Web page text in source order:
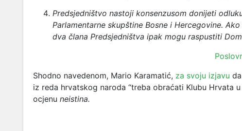
Predsjedništvo nastoji konsenzusom donijeti
Parlamentarne skupštine Bosne i Hercegovine.
dva člana Predsjedništva ipak mogu raspustiti
Shodno navedenom, Mario Karamatić, za svoju izjavu
iz reda hrvatskog naroda “treba obraćati Klubu Hrvata u
ocjenu neistina.